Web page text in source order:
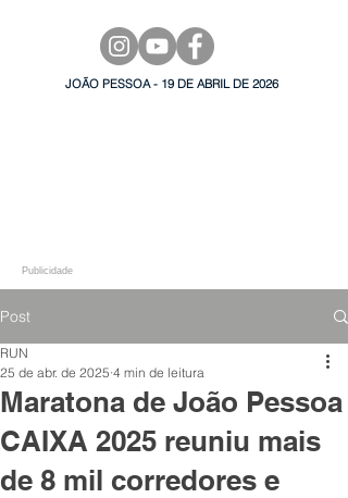
JOÃO PESSOA - 19 DE ABRIL DE 2026
Publicidade
Post
Maratona de João Pessoa
CAIXA 2025 reuniu mais
de 8 mil corredores e
RUN
25 de abr. de 2025 4 min de leitura